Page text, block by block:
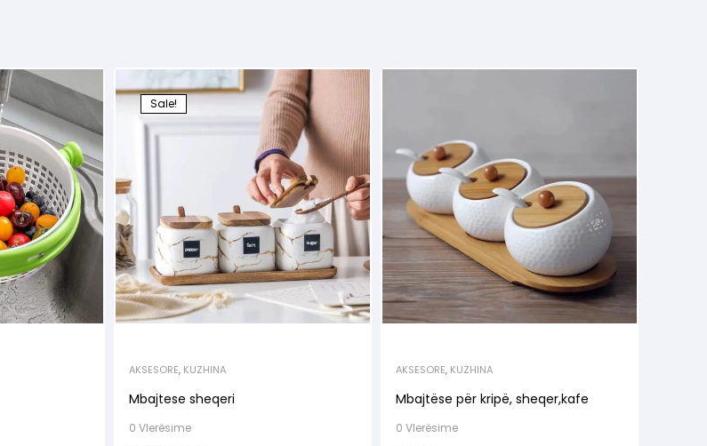
Sale!
AKSESORE, KUZHINA
Mbajtese sheqeri
0 Vlerësime
AKSESORE, KUZHINA
Mbajtëse për kripë, sheqer,kafe
0 Vlerësime